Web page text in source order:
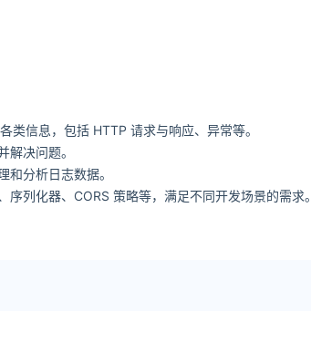
信息，包括 HTTP 请求与响应、异常等。
决问题。
分析日志数据。
列化器、CORS 策略等，满足不同开发场景的需求。